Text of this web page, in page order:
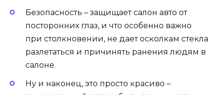
Безопасность – защищает салон авто от
посторонних глаз, и что особенно важно
при столкновении, не дает осколкам стекла
разлетаться и причинять ранения людям в
салоне.
Ну и наконец, это просто красиво –